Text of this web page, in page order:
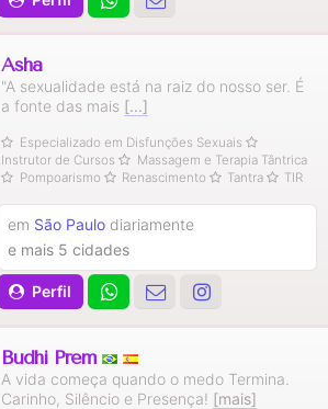
Asha
"A sexualidade está na raiz do nosso ser. É
a fonte das mais [...]
Especializado em Disfunções Sexuais
Instrutor de Cursos
Massagem e Terapia Tântrica
Pompoarismo
Renascimento Tantra TIR
Perfil
em São Paulo diariamente
e mais 5 cidades
Budhi Prem
A vida começa quando o medo Termina.
Carinho, Silêncio e Presença! [mais]